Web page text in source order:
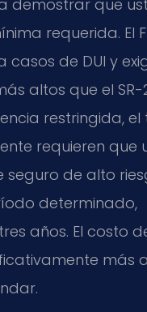
demostrar que
requerida. El
de DUI y
altos que el SR-
restringida, el
requieren que
seguro de alto
determinado,
años. El costo
más